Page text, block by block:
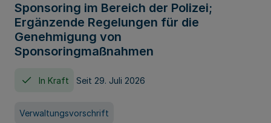
Sponsoring im Bereich der Polizei;
Ergänzende Regelungen für die
Genehmigung von
Sponsoringmaßnahmen
In Kraft Seit 29. Juli 2026
Verwaltungsvorschrift